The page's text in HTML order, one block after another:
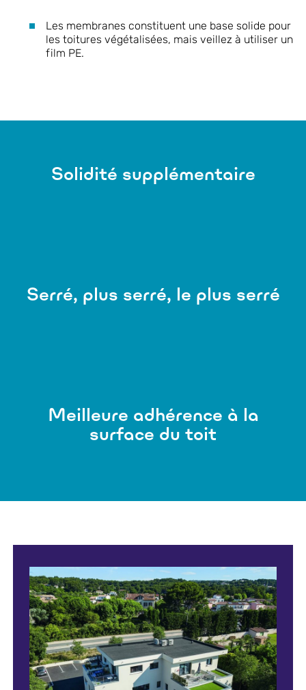
Les membranes constituent une base solide pour
les toitures végétalisées, mais veillez à utiliser un
film PE.
Solidité supplémentaire
Serré, plus serré, le plus serré
Meilleure adhérence à la
surface du toit